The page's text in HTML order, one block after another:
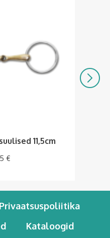
11,5cm
€
Privaatsuspoliitika
Kataloogid